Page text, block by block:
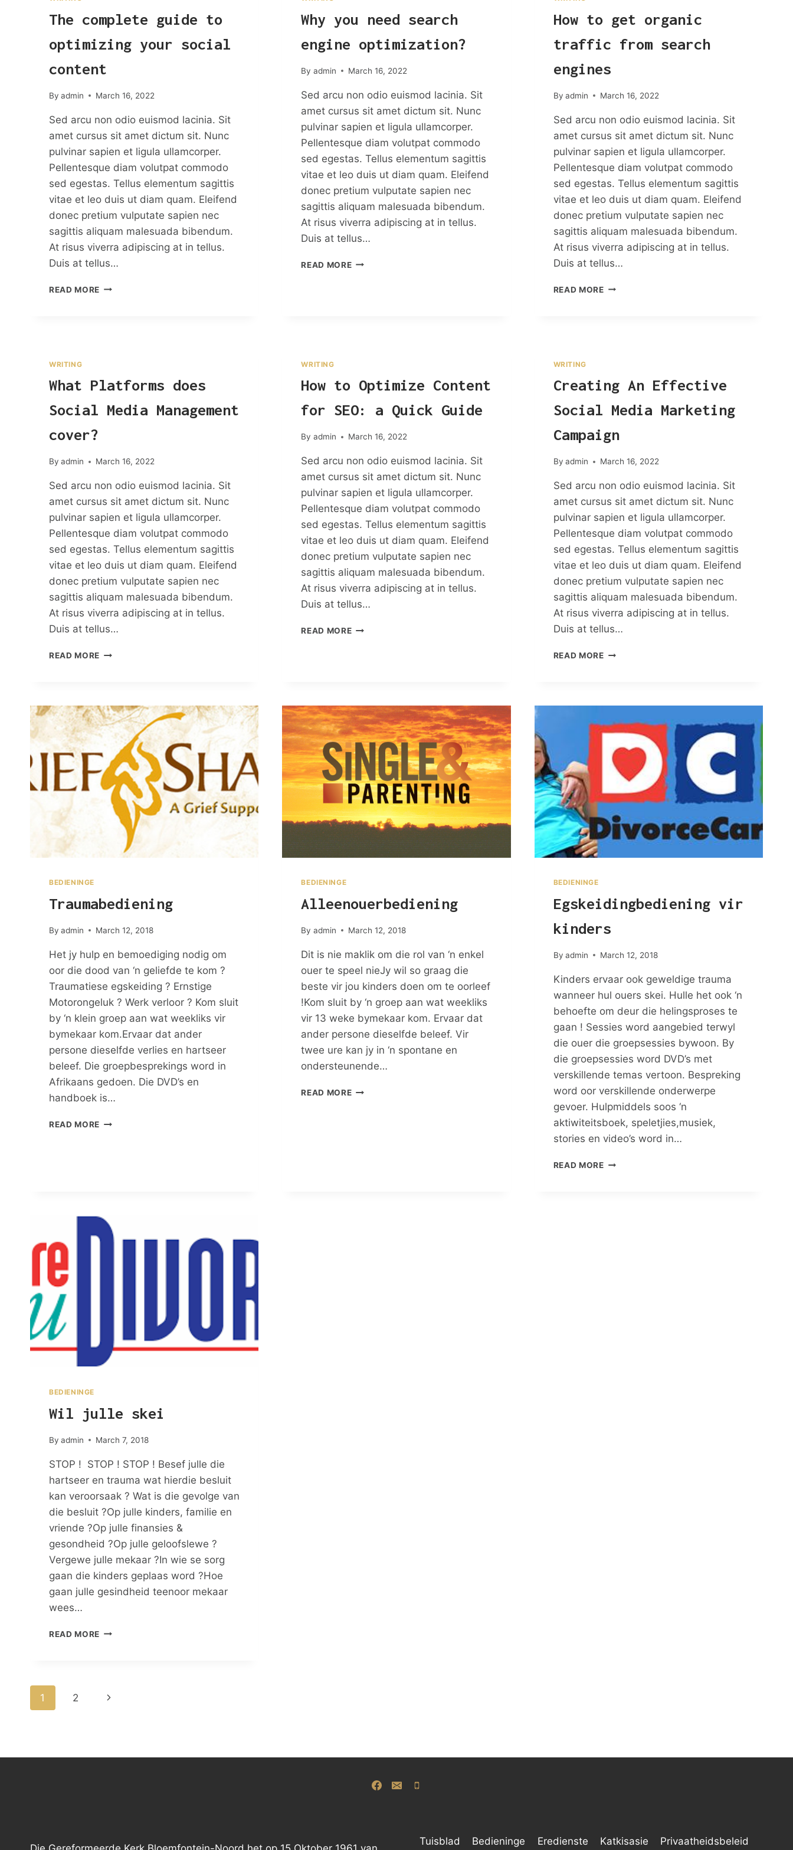
The complete guide to
optimizing your social
content
By admin March 16, 2022
Sed arcu non odio euismod lacinia. Sit
amet cursus sit amet dictum sit. Nunc
pulvinar sapien et ligula ullamcorper.
Pellentesque diam volutpat commodo
sed egestas. Tellus elementum sagittis
vitae et leo duis ut diam quam. Eleifend
donec pretium vulputate sapien nec
sagittis aliquam malesuada bibendum.
At risus viverra adipiscing at in tellus.
Duis at tellus…
READ MORE THE
Why you need search
engine optimization?
By admin March 16, 2022
Sed arcu non odio euismod lacinia. Sit
amet cursus sit amet dictum sit. Nunc
pulvinar sapien et ligula ullamcorper.
Pellentesque diam volutpat commodo
sed egestas. Tellus elementum sagittis
vitae et leo duis ut diam quam. Eleifend
donec pretium vulputate sapien nec
sagittis aliquam malesuada bibendum.
At risus viverra adipiscing at in tellus.
Duis at tellus…
READ MOREWHY
How to get organic
traffic from search
engines
By admin March 16, 2022
Sed arcu non odio euismod lacinia. Sit
amet cursus sit amet dictum sit. Nunc
pulvinar sapien et ligula ullamcorper.
Pellentesque diam volutpat commodo
sed egestas. Tellus elementum sagittis
vitae et leo duis ut diam quam. Eleifend
donec pretium vulputate sapien nec
sagittis aliquam malesuada bibendum.
At risus viverra adipiscing at in tellus.
Duis at tellus…
READ MOREHOW
WRITING
What Platforms does
Social Media Management
cover?
By admin March 16, 2022
Sed arcu non odio euismod lacinia. Sit
amet cursus sit amet dictum sit. Nunc
pulvinar sapien et ligula ullamcorper.
Pellentesque diam volutpat commodo
sed egestas. Tellus elementum sagittis
vitae et leo duis ut diam quam. Eleifend
donec pretium vulputate sapien nec
sagittis aliquam malesuada bibendum.
At risus viverra adipiscing at in tellus.
Duis at tellus…
READ MORE WHAT
MANAGEMENT
COVER?
WRITING
How to Optimize Content
for SEO: a Quick Guide
By admin March 16, 2022
Sed arcu non odio euismod lacinia. Sit
amet cursus sit amet dictum sit. Nunc
pulvinar sapien et ligula ullamcorper.
Pellentesque diam volutpat commodo
sed egestas. Tellus elementum sagittis
vitae et leo duis ut diam quam. Eleifend
donec pretium vulputate sapien nec
sagittis aliquam malesuada bibendum.
At risus viverra adipiscing at in tellus.
Duis at tellus…
READ MOREHOW
QUICK
GUIDE
WRITING
Creating An Effective
Social Media Marketing
Campaign
By admin March 16, 2022
Sed arcu non odio euismod lacinia. Sit
amet cursus sit amet dictum sit. Nunc
pulvinar sapien et ligula ullamcorper.
Pellentesque diam volutpat commodo
sed egestas. Tellus elementum sagittis
vitae et leo duis ut diam quam. Eleifend
donec pretium vulputate sapien nec
sagittis aliquam malesuada bibendum.
At risus viverra adipiscing at in tellus.
Duis at tellus…
READ MORECREATING
CAMPAIGN
BEDIENINGE
Traumabediening
By admin March 12, 2018
Het jy hulp en bemoediging nodig om
oor die dood van ‘n geliefde te kom ?
Traumatiese egskeiding ? Ernstige
Motorongeluk ? Werk verloor ? Kom sluit
by ‘n klein groep aan wat weekliks vir
bymekaar kom.Ervaar dat ander
persone dieselfde verlies en hartseer
beleef. Die groepbesprekings word in
Afrikaans gedoen. Die DVD’s en
handboek is…
READ MORE TRAUMABEDIENING
BEDIENINGE
Alleenouerbediening
By admin March 12, 2018
Dit is nie maklik om die rol van ‘n enkel
ouer te speel nieJy wil so graag die
beste vir jou kinders doen om te oorleef
!Kom sluit by ‘n groep aan wat weekliks
vir 13 weke bymekaar kom. Ervaar dat
ander persone dieselfde beleef. Vir
twee ure kan jy in ‘n spontane en
ondersteunende…
READ MOREALLEENOUERBEDIENING
BEDIENINGE
Egskeidingbediening vir
kinders
By admin March 12, 2018
Kinders ervaar ook geweldige trauma
wanneer hul ouers skei. Hulle het ook ‘n
behoefte om deur die helingsproses te
gaan ! Sessies word aangebied terwyl
die ouer die groepsessies bywoon. By
die groepsessies word DVD’s met
verskillende temas vertoon. Bespreking
word oor verskillende onderwerpe
gevoer. Hulpmiddels soos ‘n
aktiwiteitsboek, speletjies,musiek,
stories en video’s word in…
READ MOREEGSKEIDINGBEDIENING
BEDIENINGE
Wil julle skei
By admin March 7, 2018
STOP ! STOP ! STOP ! Besef julle die
hartseer en trauma wat hierdie besluit
kan veroorsaak ? Wat is die gevolge van
die besluit ?Op julle kinders, familie en
vriende ?Op julle finansies &
gesondheid ?Op julle geloofslewe ?
Vergewe julle mekaar ?In wie se sorg
gaan die kinders geplaas word ?Hoe
gaan julle gesindheid teenoor mekaar
wees…
READ MORE WIL
Page
1 2
Next
Tuisblad Bedieninge Eredienste Katkisasie Privaatheidsbeleid